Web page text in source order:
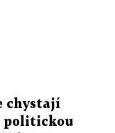
chystají
politickou